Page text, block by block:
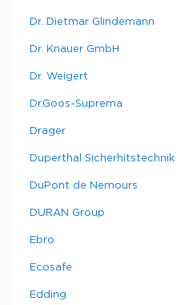
Dr. Dietmar Glindemann
Dr. Knauer GmbH
Dr. Weigert
Dr.Goos-Suprema
Drager
Duperthal Sicherhitstechnik
DuPont de Nemours
DURAN Group
Ebro
Ecosafe
Edding